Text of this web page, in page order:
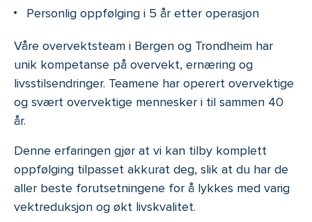
Personlig oppfølging i 5 år etter operasjon
Våre overvektsteam i Bergen og Trondheim har
unik kompetanse på overvekt, ernæring og
livsstilsendringer. Teamene har operert overvektige
og svært overvektige mennesker i til sammen 40
år.
Denne erfaringen gjør at vi kan tilby komplett
oppfølging tilpasset akkurat deg, slik at du har de
aller beste forutsetningene for å lykkes med varig
vektreduksjon og økt livskvalitet.